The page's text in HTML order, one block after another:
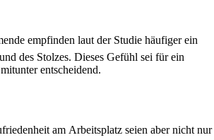
empfinden laut der Studie häufiger ein
des Stolzes. Dieses Gefühl sei für ein
entscheidend.
am Arbeitsplatz seien aber nicht nur